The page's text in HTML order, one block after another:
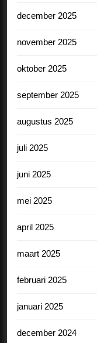
december 2025
november 2025
oktober 2025
september 2025
augustus 2025
juli 2025
juni 2025
mei 2025
april 2025
maart 2025
februari 2025
januari 2025
december 2024